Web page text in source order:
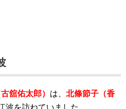
舘佑太郎） は
北條節子（香